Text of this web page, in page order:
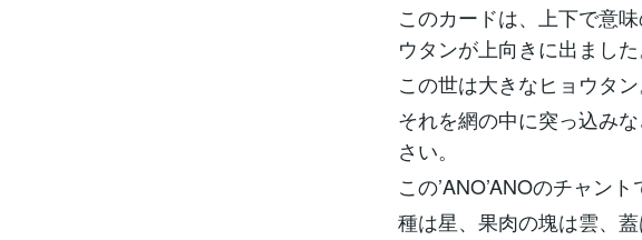
このカードは、上下で意
ウタンが上向きに出ました
この世は大きなヒョウタ
それを網の中に突っ込み
さい。
この’ANO’ANOのチャン
種は星、果肉の塊は雲、蓋